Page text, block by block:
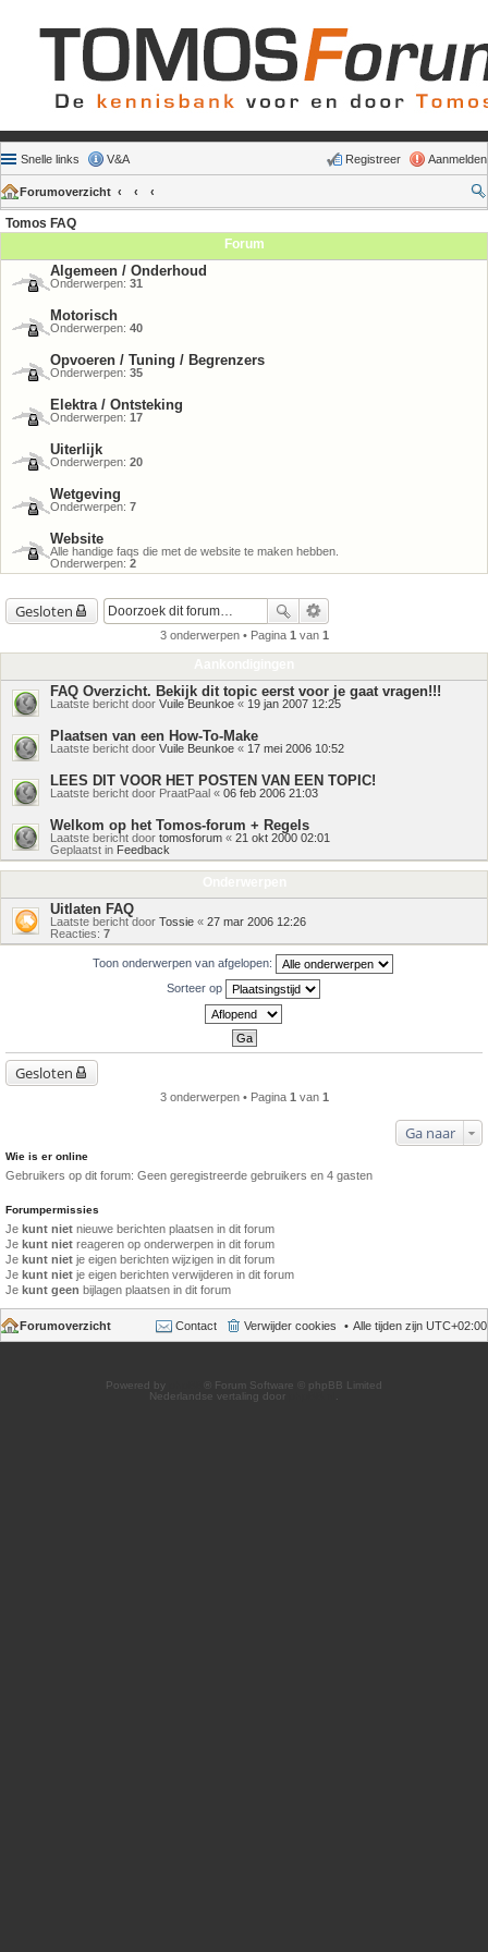
Snelle links V&A Aanmelden
Registreer
Forumoverzicht
Tomos FAQ
Forum
Algemeen / Onderhoud
Onderwerpen: 31
Motorisch
Onderwerpen: 40
Opvoeren / Tuning / Begrenzers
Onderwerpen: 35
Elektra / Ontsteking
Onderwerpen: 17
Uiterlijk
Onderwerpen: 20
Wetgeving
Onderwerpen: 7
Website
Alle handige faqs die met de website te maken hebben.
Onderwerpen: 2
Gesloten
3 onderwerpen • Pagina 1 van 1
FAQ Overzicht. Bekijk dit topic eerst voor je gaat vragen!!!
Laatste bericht door Vuile Beunkoe « 19 jan 2007 12:25
Plaatsen van een How-To-Make
Laatste bericht door Vuile Beunkoe « 17 mei 2006 10:52
LEES DIT VOOR HET POSTEN VAN EEN TOPIC!
Laatste bericht door PraatPaal « 06 feb 2006 21:03
Welkom op het Tomos-forum + Regels
Laatste bericht door tomosforum « 21 okt 2000 02:01
Geplaatst in Feedback
Uitlaten FAQ
Laatste bericht door Tossie « 27 mar 2006 12:26
Reacties: 7
Toon onderwerpen van afgelopen:
Sorteer op
Gesloten
3 onderwerpen • Pagina 1 van 1
Ga naar
Wie is er online
Gebruikers op dit forum: Geen geregistreerde gebruikers en 4 gasten
Forumpermissies
Je kunt niet nieuwe berichten plaatsen in dit forum
Je kunt niet reageren op onderwerpen in dit forum
Je kunt niet je eigen berichten wijzigen in dit forum
Je kunt niet je eigen berichten verwijderen in dit forum
Je kunt geen bijlagen plaatsen in dit forum
Forumoverzicht Alle tijden zijn UTC+02:00
Verwijder cookies
Contact
Powered by
® Forum Software © phpBB Limited
Nederlandse vertaling door
.